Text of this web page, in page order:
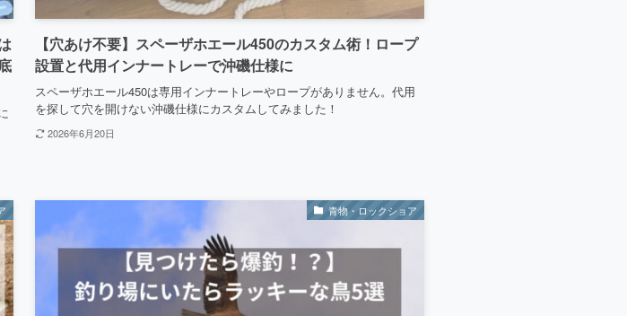
【穴あけ不要】スペーザホエール450のカスタム術！ロープ
設置と代用インナートレーで沖磯仕様に
スペーザホエール450は専用インナートレーやロープがありません。代用
を探して穴を開けない沖磯仕様にカスタムしてみました！
2026年6月20日
青物・ロックショア